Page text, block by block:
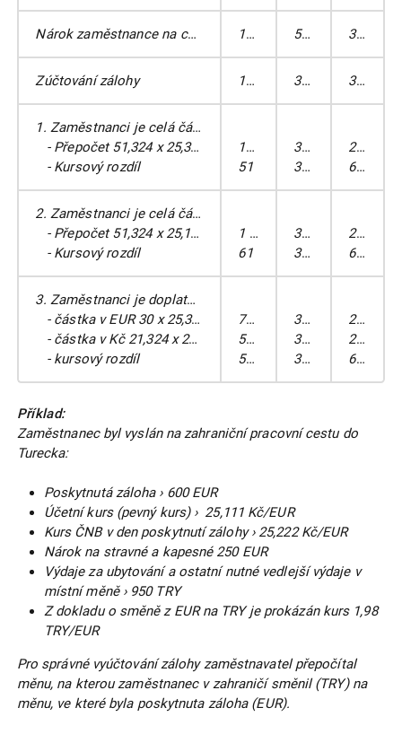
Nárok zaměstnance na cestovní náhrady 601,324 x 25,252 15 185 512 333
Zúčtování zálohy 13 833 333 335
1. Zaměstnanci je celá částka doplacena v EUR
- Přepočet 51,324 x 25,352
- Kursový rozdíl
1301
51
333
333
211A
663
2. Zaměstnanci je celá částka doplacena v Kč
- Přepočet 51,324 x 25,152
- Kursový rozdíl
1 291
61
333
333
211A
663
3. Zaměstnanci je doplatek proveden částečně v EUR a částečně v Kč
- částka v EUR 30 x 25,352
- částka v Kč 21,324 x 25,152
- kursový rozdíl
761
537
554
333
333
333
211A
211A
663
Příklad:
Zaměstnanec byl vyslán na zahraniční pracovní cestu do
Turecka:
Poskytnutá záloha › 600 EUR
Účetní kurs (pevný kurs) › 25,111 Kč/EUR
Kurs ČNB v den poskytnutí zálohy › 25,222 Kč/EUR
Nárok na stravné a kapesné 250 EUR
Výdaje za ubytování a ostatní nutné vedlejší výdaje v
místní měně › 950 TRY
Z dokladu o směně z EUR na TRY je prokázán kurs 1,98
TRY/EUR
Pro správné vyúčtování zálohy zaměstnavatel přepočítal
měnu, na kterou zaměstnanec v zahraničí směnil (TRY) na
měnu, ve které byla poskytnuta záloha (EUR).